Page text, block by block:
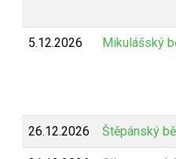
5.12.2026 Mikulášský
26.12.2026 Štěpánský